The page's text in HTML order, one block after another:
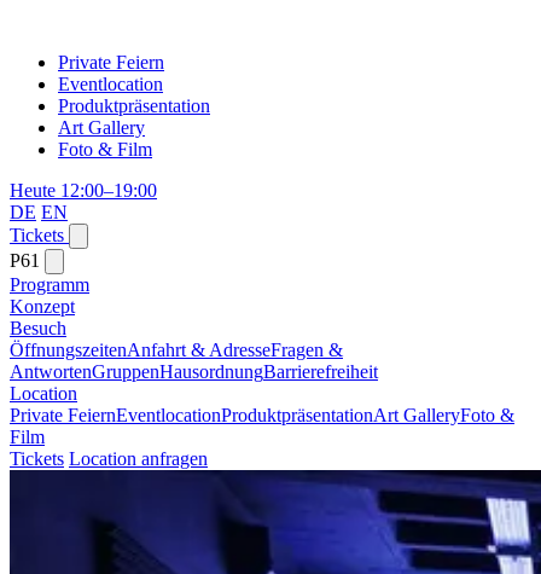
Private Feiern
Eventlocation
Produktpräsentation
Art Gallery
Foto & Film
Heute 12:00–19:00
DE EN
Tickets
P61
Programm
Konzept
Besuch
ÖffnungszeitenAnfahrt & AdresseFragen &
AntwortenGruppenHausordnungBarrierefreiheit
Location
Private FeiernEventlocationProduktpräsentationArt GalleryFoto &
Film
Tickets Location anfragen